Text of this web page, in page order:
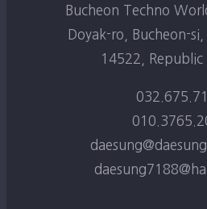
Bucheon Techno
Doyak-ro, Bucheon-
14522, Republic